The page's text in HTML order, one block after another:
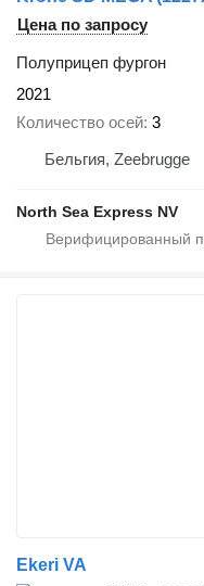
Цена по запросу
Полуприцеп фургон
2021
Количество осей 3
Бельгия, Zeebrugge
North Sea Express NV
Ekeri VA